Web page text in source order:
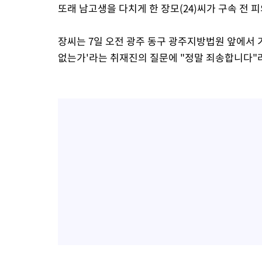
또래 남고생을 다치게 한 장모(24)씨가 구속 전
장씨는 7일 오전 광주 동구 광주지방법원 앞에
없는가'라는 취재진의 질문에 "정말 죄송합니다"